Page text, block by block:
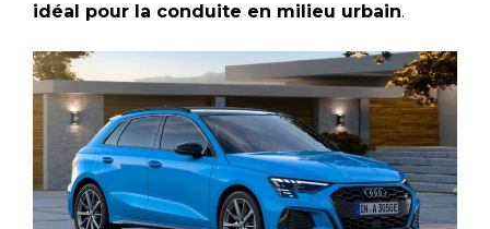
idéal pour la conduite en milieu urbain.